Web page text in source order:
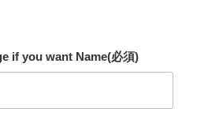
if you want Name(必須)